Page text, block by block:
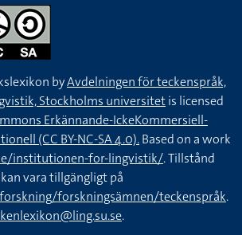
byAvdelningen för teckenspråk,
Stockholms universitetis licensed
Erkännande-IckeKommersiell-
(CC BY-NC-SA 4.0).Based on a work
institutionen-for-lingvistik/. Tillstånd
vara tillgängligt på
forskningsämnen/teckenspråk.
.